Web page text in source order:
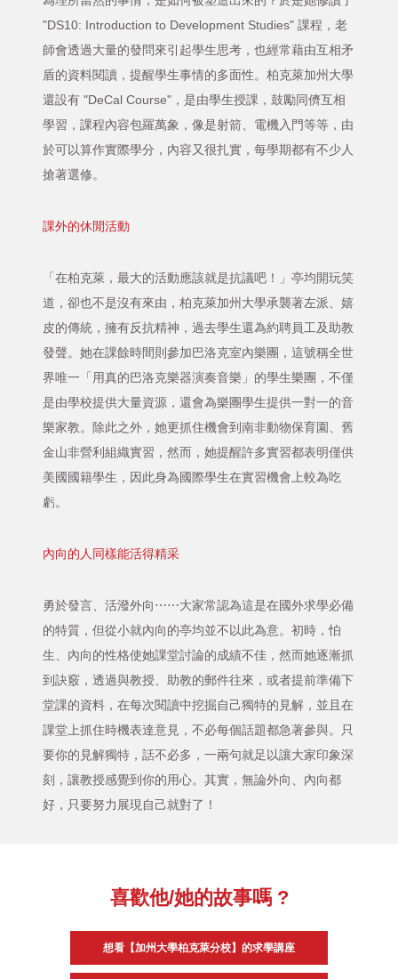
"DS10: Introduction to Development Studies" 課程，老
師會透過大量的發問來引起學生思考，也經常藉由互相矛
盾的資料閱讀，提醒學生事情的多面性。柏克萊加州大學
還設有 "DeCal Course"，是由學生授課，鼓勵同儕互相
學習，課程內容包羅萬象，像是射箭、電機入門等等，由
於可以算作實際學分，內容又很扎實，每學期都有不少人
搶著選修。
課外的休閒活動
「在柏克萊，最大的活動應該就是抗議吧！」亭均開玩笑
道，卻也不是沒有來由，柏克萊加州大學承襲著左派、嬉
皮的傳統，擁有反抗精神，過去學生還為約聘員工及助教
發聲。她在課餘時間則參加巴洛克室內樂團，這號稱全世
界唯一「用真的巴洛克樂器演奏音樂」的學生樂團，不僅
是由學校提供大量資源，還會為樂團學生提供一對一的音
樂家教。除此之外，她更抓住機會到南非動物保育園、舊
金山非營利組織實習，然而，她提醒許多實習都表明僅供
美國國籍學生，因此身為國際學生在實習機會上較為吃
虧。
內向的人同樣能活得精采
勇於發言、活潑外向⋯⋯大家常認為這是在國外求學必備
的特質，但從小就內向的亭均並不以此為意。初時，怕
生、內向的性格使她課堂討論的成績不佳，然而她逐漸抓
到訣竅，透過與教授、助教的郵件往來，或者提前準備下
堂課的資料，在每次閱讀中挖掘自己獨特的見解，並且在
課堂上抓住時機表達意見，不必每個話題都急著參與。只
要你的見解獨特，話不必多，一兩句就足以讓大家印象深
刻，讓教授感覺到你的用心。其實，無論外向、內向都
好，只要努力展現自己就對了！
喜歡他/她的故事嗎 ?
想看【加州大學柏克萊分校】的求學講座